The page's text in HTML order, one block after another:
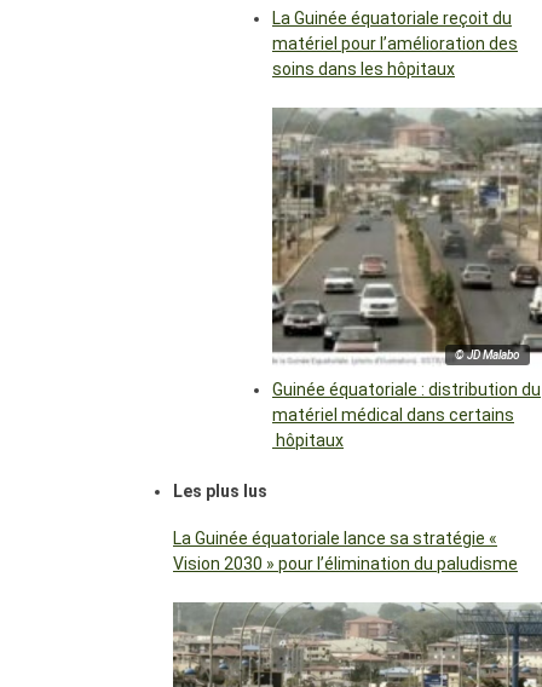
La Guinée équatoriale reçoit du
matériel pour l’amélioration des
soins dans les hôpitaux
© JD Malabo
Guinée équatoriale : distribution du
matériel médical dans certains
hôpitaux
Les plus lus
La Guinée équatoriale lance sa stratégie «
Vision 2030 » pour l’élimination du paludisme